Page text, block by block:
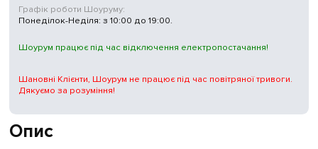
Опис
Графік роботи Шоуруму:
Понеділок-Неділя: з 10:00 до 19:00.
Шоурум працює під час відключення електропостачання!
Шановні Клієнти, Шоурум не працює під час повітряної тривоги.
Дякуємо за розуміння!